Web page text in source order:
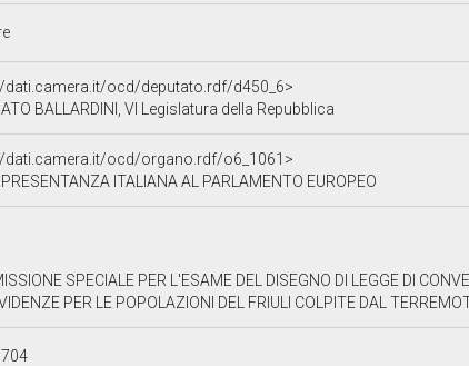
dati.camera.it/ocd/deputato.rdf/d450_6>
BALLARDINI, VI Legislatura della Repubblica
dati.camera.it/ocd/organo.rdf/o6_1061>
ITALIANA AL PARLAMENTO EUROPEO
SPECIALE PER L'ESAME DEL DISEGNO DI LEGGE DI
PER LE POPOLAZIONI DEL FRIULI COLPITE DAL